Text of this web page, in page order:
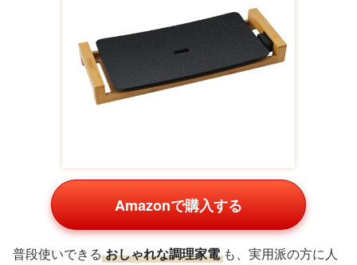
Amazonで購入する
普段使いできる おしゃれな調理家電 も、実用派の方に人